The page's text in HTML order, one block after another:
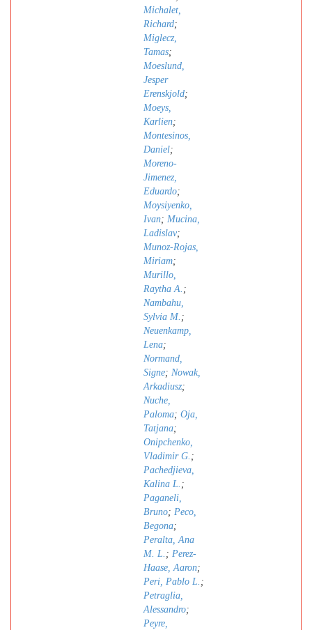
Michalet,
Richard;
Miglecz,
Tamas;
Moeslund,
Jesper
Erenskjold;
Moeys,
Karlien;
Montesinos,
Daniel;
Moreno-
Jimenez,
Eduardo;
Moysiyenko,
Ivan; Mucina,
Ladislav;
Munoz-Rojas,
Miriam;
Murillo,
Raytha A. ;
Nambahu,
Sylvia M. ;
Neuenkamp,
Lena;
Normand,
Signe; Nowak,
Arkadiusz;
Nuche,
Paloma; Oja,
Tatjana;
Onipchenko,
Vladimir G. ;
Pachedjieva,
Kalina L. ;
Paganeli,
Bruno; Peco,
Begona;
Peralta, Ana
M. L. ; Perez-
Haase, Aaron;
Peri, Pablo L. ;
Petraglia,
Alessandro;
Peyre,